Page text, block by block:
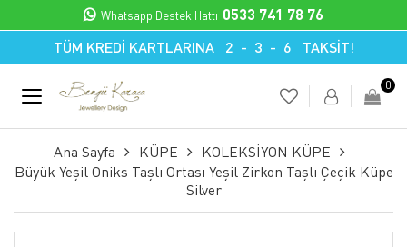
TÜM KREDİ KARTLARINA 2 - 3 - 6 TAKSİT!
Whatsapp Destek Hattı 0533 741 78 76
0
Ana Sayfa KÜPE
KOLEKSİYON KÜPE
Büyük Yeşil Oniks Taşlı Ortası Yeşil Zirkon Taşlı Çeçik Küpe
Silver